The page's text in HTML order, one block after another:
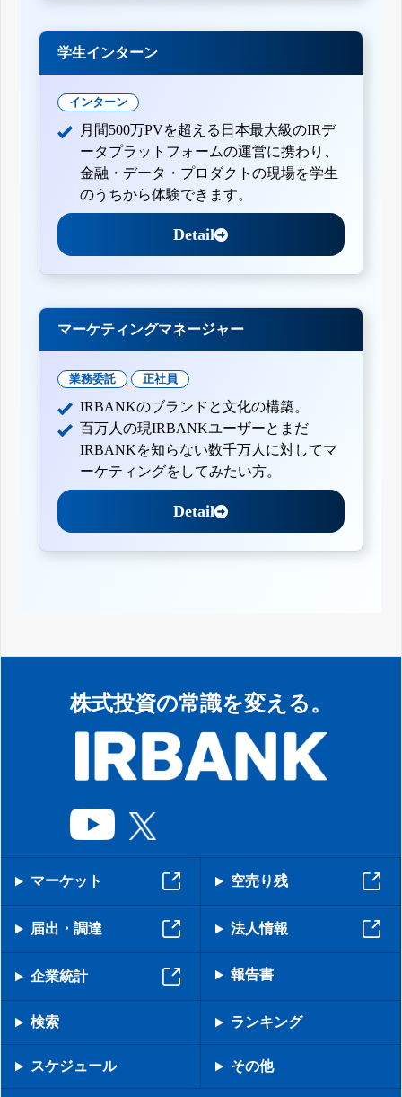
学生インターン
インターン
月間500万PVを超える日本最大級のIRデ
ータプラットフォームの運営に携わり、
金融・データ・プロダクトの現場を学生
のうちから体験できます。
Detail
マーケティングマネージャー
業務委託 正社員
IRBANKのブランドと文化の構築。
百万人の現IRBANKユーザーとまだ
IRBANKを知らない数千万人に対してマ
ーケティングをしてみたい方。
Detail
株式投資の常識を変える。
マーケット 空売り残
届出・調達 法人情報
企業統計 報告書
検索 ランキング
スケジュール その他